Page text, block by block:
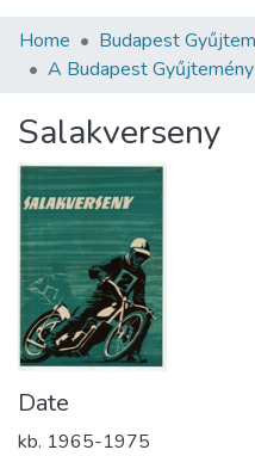
Communities &
Statistics
About us
Home Budapest
Salakverseny
Date
kb. 1965-1975